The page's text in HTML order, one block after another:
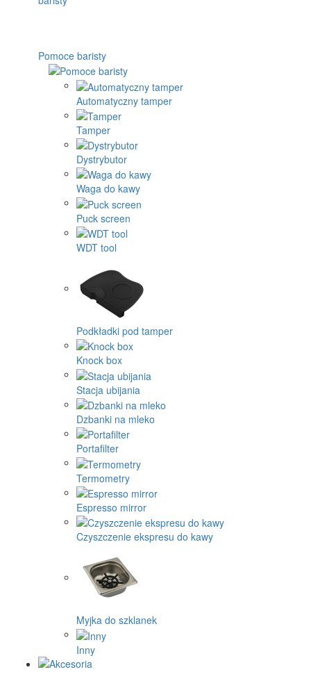
Pomoce baristy
Automatyczny tamper
Tamper
Dystrybutor
Waga do kawy
Puck screen
WDT tool
Podkładki pod tamper
Knock box
Stacja ubijania
Dzbanki na mleko
Portafilter
Termometry
Espresso mirror
Czyszczenie ekspresu do kawy
Myjka do szklanek
Inny